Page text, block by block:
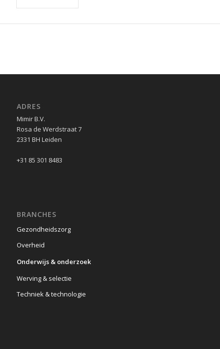
ADRES
Mimir B.V.
Rosa de Werdstraat 7
2331 BH Leiden
+31 85 301 8483
BRANCHES
Gezondheidszorg
Overheid
Onderwijs & onderzoek
Werving & selectie
Techniek & technologie